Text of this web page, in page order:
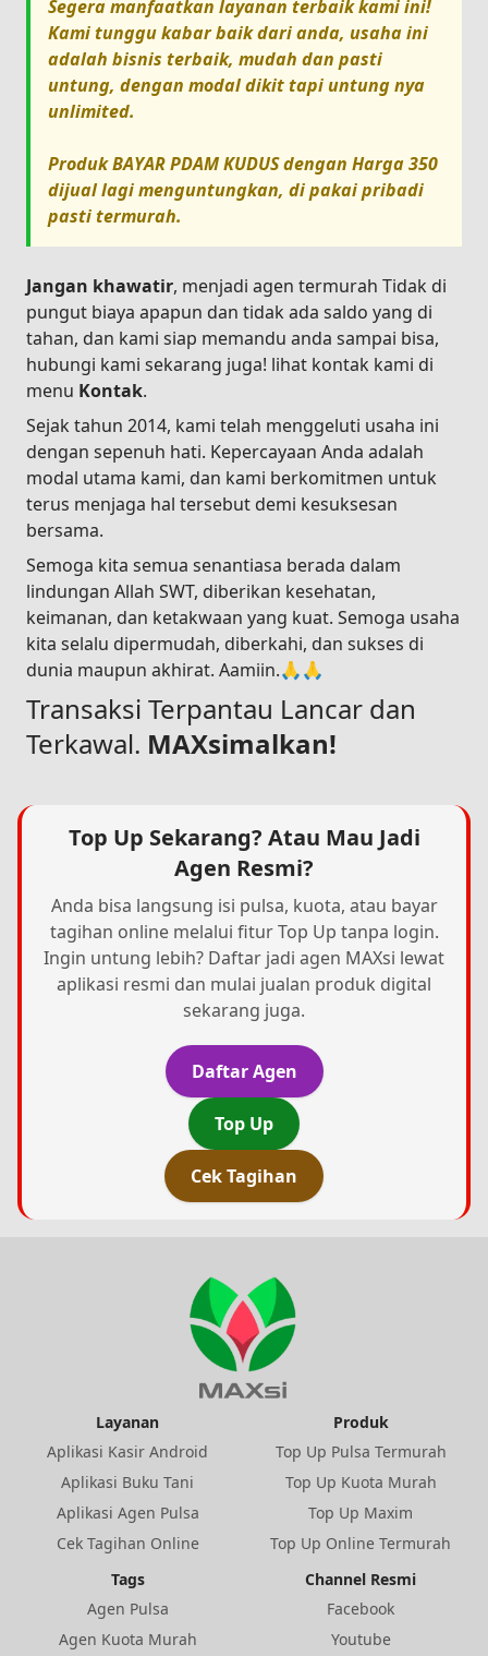
Segera manfaatkan layanan terbaik kami ini!
Kami tunggu kabar baik dari anda, usaha ini
adalah bisnis terbaik, mudah dan pasti
untung, dengan modal dikit tapi untung nya
unlimited.
ProdukBAYAR PDAM KUDUSdengan Harga350
dijual lagi menguntungkan, di pakai pribadi
pasti termurah.
Jangan khawatir, menjadi agen termurah Tidak di
pungut biaya apapun dan tidak ada saldo yang di
tahan, dan kami siap memandu anda sampai bisa,
hubungi kami sekarang juga! lihat kontak kami di
menu Kontak.
Sejak tahun 2014, kami telah menggeluti usaha ini
dengan sepenuh hati. Kepercayaan Anda adalah
modal utama kami, dan kami berkomitmen untuk
terus menjaga hal tersebut demi kesuksesan
bersama.
Semoga kita semua senantiasa berada dalam
lindungan Allah SWT, diberikan kesehatan,
keimanan, dan ketakwaan yang kuat. Semoga usaha
kita selalu dipermudah, diberkahi, dan sukses di
dunia maupun akhirat. Aamiin.🙏🙏
Transaksi Terpantau Lancar dan
Terkawal. MAXsimalkan!
Top Up Sekarang? Atau Mau Jadi
Agen Resmi?
Anda bisa langsung isi pulsa, kuota, atau bayar
tagihan online melalui fitur Top Up tanpa login.
Ingin untung lebih? Daftar jadi agen MAXsi lewat
aplikasi resmi dan mulai jualan produk digital
sekarang juga.
Daftar Agen
Top Up
Cek Tagihan
Layanan
Aplikasi Kasir Android
Aplikasi Buku Tani
Aplikasi Agen Pulsa
Cek Tagihan Online
Produk
Top Up Pulsa Termurah
Top Up Kuota Murah
Top Up Maxim
Top Up Online Termurah
Tags
Agen Pulsa
Agen Kuota Murah
Channel Resmi
Facebook
Youtube